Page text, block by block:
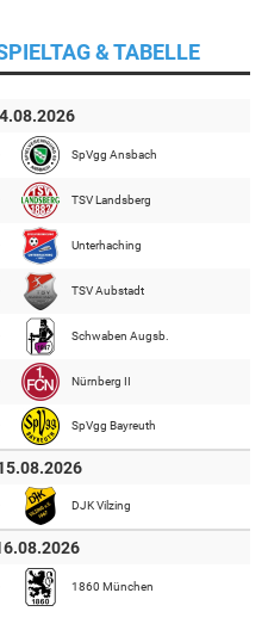
& TABELLE
SpVgg Ansbach
TSV Landsberg
Unterhaching
TSV Aubstadt
Schwaben Augsb.
Nürnberg II
SpVgg Bayreuth
DJK Vilzing
1860 München